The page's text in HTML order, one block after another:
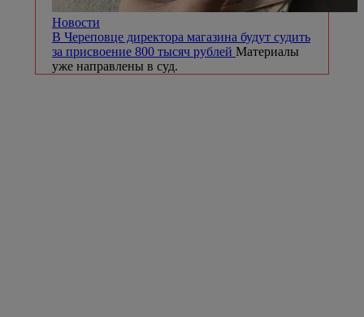
Новости
В Череповце директора магазина будут судить
за присвоение 800 тысяч рублей Материалы
уже направлены в суд.